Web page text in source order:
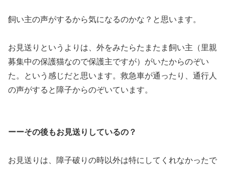
飼い主の声がするから気になるのかな？と思います。
お見送りというよりは、外をみたらたまたま飼い主（里親
募集中の保護猫なので保護主ですが）がいたからのぞい
た。という感じだと思います。救急車が通ったり、通行人
の声がすると障子からのぞいています。
ーーその後もお見送りしているの？
お見送りは、障子破りの時以外は特にしてくれなかったで